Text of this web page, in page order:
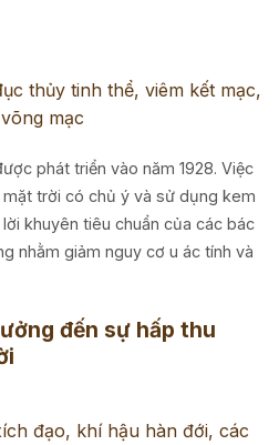
thủy tinh thể, viêm kết mạc,
mạc
phát triển vào năm 1928. Việc
trời có chủ ý và sử dụng kem
khuyên tiêu chuẩn của các bác
nhằm giảm nguy cơ u ác tính và
đến sự hấp thu
đạo, khí hậu hàn đới, các